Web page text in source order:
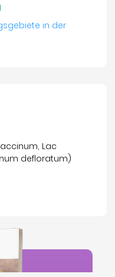
in der
Lac
defloratum)